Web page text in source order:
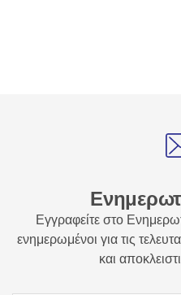
Εγγραφείτε στο
ενημερωμένοι για τις
και